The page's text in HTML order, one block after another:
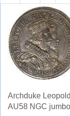
Archduke
AU58 NGC